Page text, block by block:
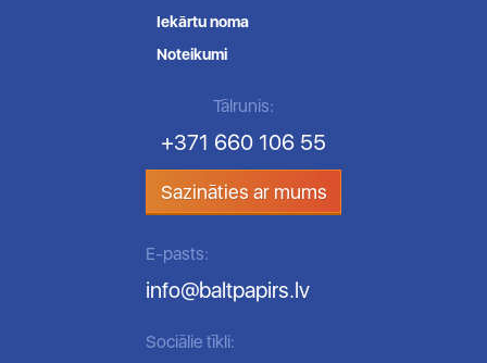
Iekārtu noma
Noteikumi
Tālrunis:
+371 660 106 55
Sazināties ar mums
E-pasts:
info@baltpapirs.lv
Sociālie tīkli: